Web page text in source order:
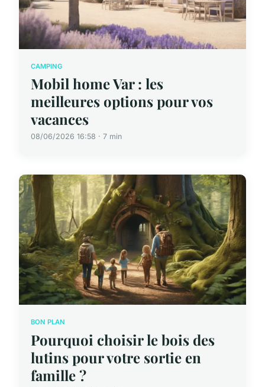
CAMPING
Mobil home Var : les
meilleures options pour vos
vacances
08/06/2026 16:58 · 7 min
BON PLAN
Pourquoi choisir le bois des
lutins pour votre sortie en
famille ?